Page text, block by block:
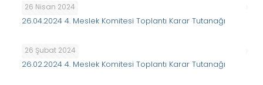
26 Nisan 2024
26.04.2024 4. Meslek Komitesi Toplantı Karar Tutanağı
26 Şubat 2024
26.02.2024 4. Meslek Komitesi Toplantı Karar Tutanağı